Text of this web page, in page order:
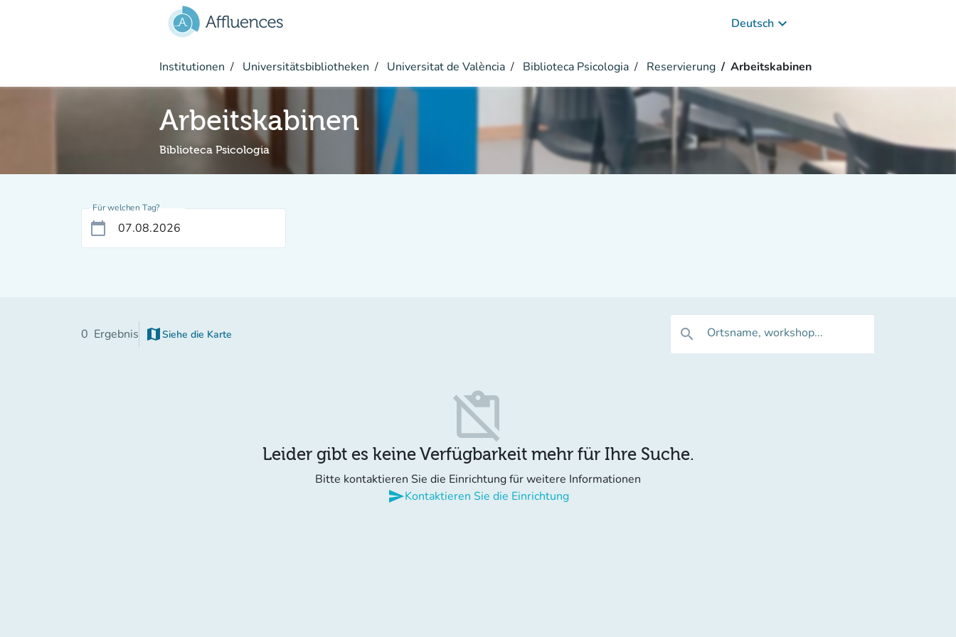
Deutsch keyboard_arrow_down
Institutionen Universitätsbibliotheken Universitat de València Biblioteca Psicologia Reservierung Arbeitskabinen
Arbeitskabinen
Biblioteca Psicologia
Für welchen Tag?
calendar_today
0 Ergebnis map Siehe die Karte
(new tab) search Ortsname, workshop...
content_paste_off
Leider gibt es keine Verfügbarkeit mehr für Ihre Suche.
Bitte kontaktieren Sie die Einrichtung für weitere Informationen
sendKontaktieren Sie die Einrichtung